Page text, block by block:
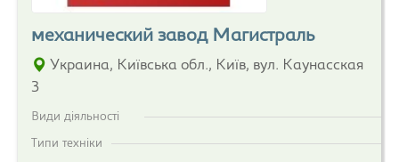
механический завод Магистраль
Украина, Київська обл., Київ, вул. Каунасская
3
Види діяльності
Типи техніки